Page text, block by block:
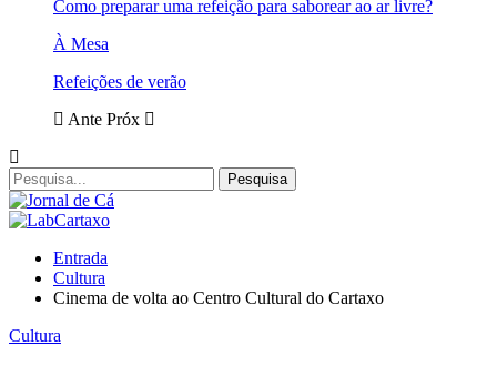
Como preparar uma refeição para saborear ao ar livre?
À Mesa
Refeições de verão
Ante Próx
Entrada
Cultura
Cinema de volta ao Centro Cultural do Cartaxo
Cultura